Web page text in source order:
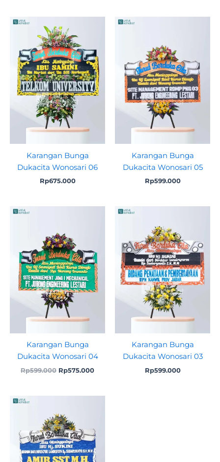
Karangan Bunga
Dukacita Wonosari 06
Rp675.000
Karangan Bunga
Dukacita Wonosari 05
Rp599.000
Karangan Bunga
Dukacita Wonosari 04
Rp599.000
Rp599.000.
Rp575.000
Current
Karangan Bunga
Dukacita Wonosari 03
Rp599.000
was:
Rp599.000.